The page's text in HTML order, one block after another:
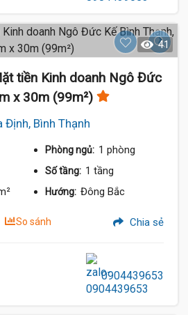
41
tiền Kinh doanh Ngô Đức
x 30m (99m²)
Định, Bình Thạnh
Phòng ngủ: 1 phòng
Số tầng: 1 tầng
Hướng: Đông Bắc
So sánh Chia sẻ
0904439653